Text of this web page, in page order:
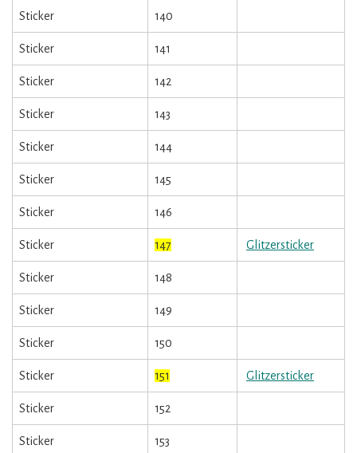
Sticker 140
Sticker 141
Sticker 142
Sticker 143
Sticker 144
Sticker 145
Sticker 146
Sticker 147 Glitzersticker
Sticker 148
Sticker 149
Sticker 150
Sticker 151 Glitzersticker
Sticker 152
Sticker 153